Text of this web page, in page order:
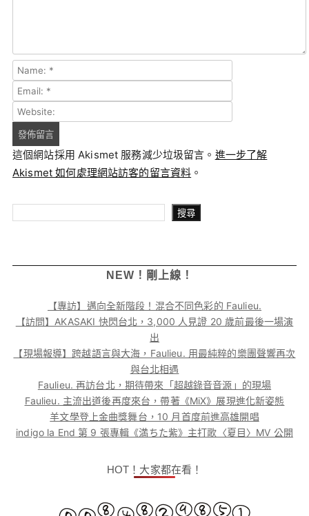
這個網站採用 Akismet 服務減少垃圾留言。 進一步了解
Akismet 如何處理網站訪客的留言資料 。
搜尋
NEW！剛上線！
【專訪】邁向全新階段！混合不同色彩的 Faulieu.
【訪問】AKASAKI 快閃台北，3,000 人見證 20 歲前最後一場演
出
【現場報導】跨越語言與大海，Faulieu. 用最純粹的樂團聲響再次
與台北相遇
Faulieu. 再訪台北，期待帶來「超越錄音音源」的現場
Faulieu. 主流出道後再度來台，帶著《MiX》展現進化新姿態
羊文學登上金曲獎舞台，10 月首度前進高雄開唱
indigo la End 第 9 張專輯《満ちた紫》主打歌〈夏目〉MV 公開
HOT！大家都在看！